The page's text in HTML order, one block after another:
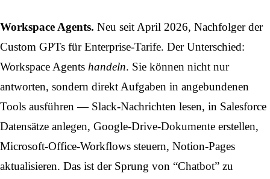
Workspace Agents. Neu seitApril 2026, Nachfolger der
Custom GPTs für Enterprise-Tarife. Der Unterschied:
Workspace Agents handeln. Sie können nicht nur
antworten, sondern direkt Aufgaben in angebundenen
Tools ausführen — Slack-Nachrichten lesen, in Salesforce
Datensätze anlegen, Google-Drive-Dokumente erstellen,
Microsoft-Office-Workflows steuern, Notion-Pages
aktualisieren. Das ist der Sprung von “Chatbot” zu